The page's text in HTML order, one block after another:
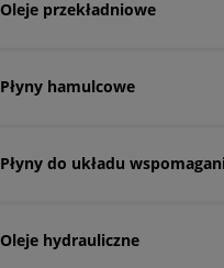
Oleje przekładniowe
Płyny hamulcowe
Płyny do układu
Oleje hydrauliczne